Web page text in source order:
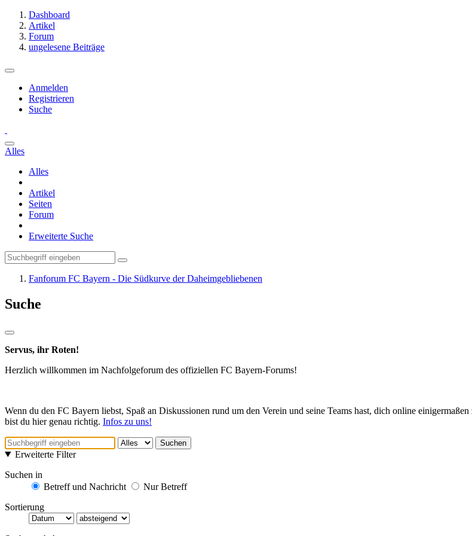
Dashboard
Artikel
Forum
ungelesene Beiträge
Anmelden
Registrieren
Suche
Alles
Alles
Artikel
Seiten
Forum
Erweiterte Suche
Fanforum FC Bayern - Die Südkurve der Daheimgebliebenen
Suche
Servus, ihr Roten!
Herzlich willkommen im Nachfolgeforum des offiziellen FC Bayern-Forums!
Wenn du den FC Bayern liebst, Spaß an Diskussionen rund um den Verein und seine Teams hast, dich online
bist du hier genau richtig. Infos zu uns!
Suchen
Erweiterte Filter
Suchen in
Betreff und Nachricht
Nur Betreff
Sortierung